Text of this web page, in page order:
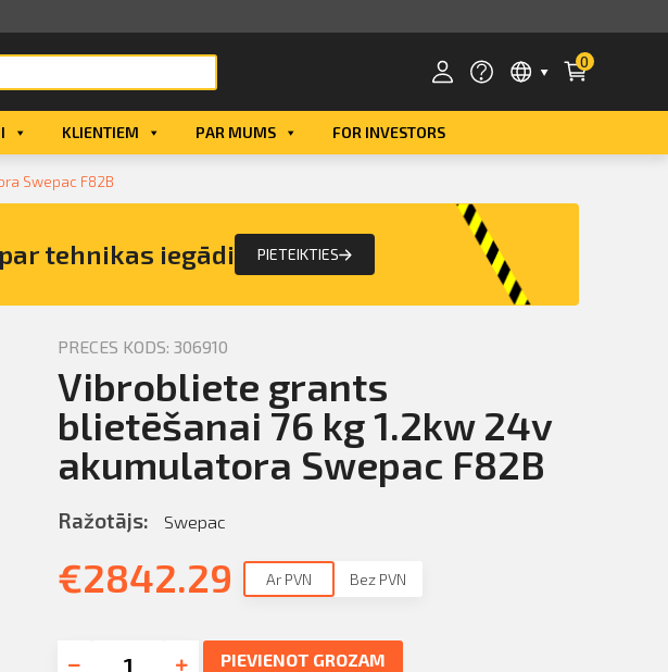
0
eParaksts
eParaksts mobile
KLIENTIEM PAR MUMS FOR INVESTORS
Swepac F82B
tehnikas iegādi PIETEIKTIES
PRECES KODS: 306910
Vibrobliete grants
blietēšanai 76 kg 1.2kw 24v
akumulatora Swepac F82B
Ražotājs: Swepac
€2842.29 Ar PVN Bez PVN
PIEVIENOT GROZAM